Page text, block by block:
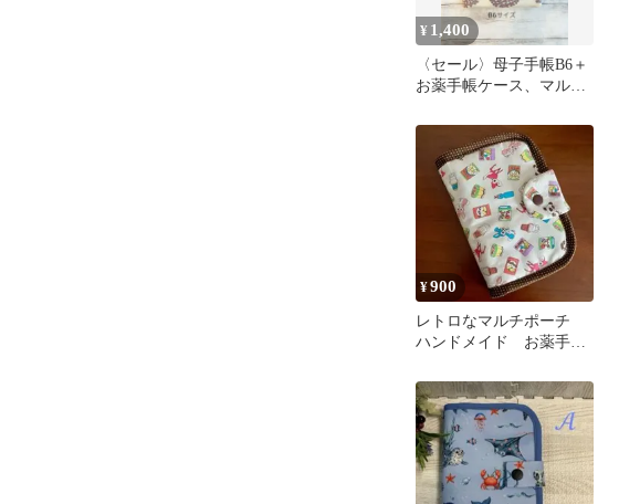
¥ 1,400
〈セール〉母子手帳B6＋
お薬手帳ケース、マルチ
北欧風花柄
¥900
レトロなマルチポーチ
ハンドメイド お薬手
KOKKA 訳あり